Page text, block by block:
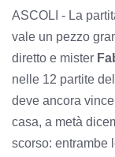
ASCOLI - La
vale un pezzo
diretto e mister
nelle 12 partite
deve ancora
casa, a metà
scorso: entrambe